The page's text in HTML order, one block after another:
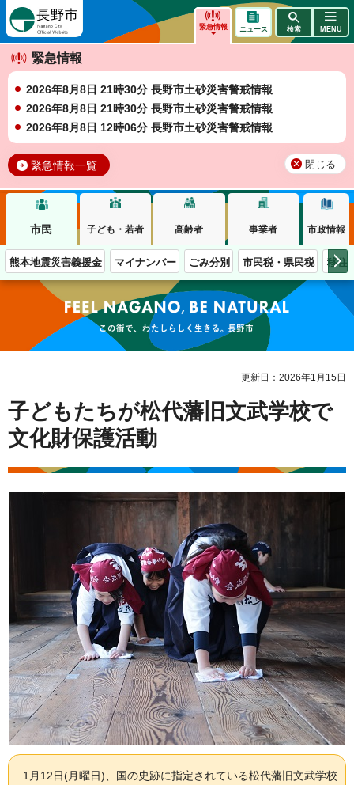
緊急情報
緊急情報
2026年8月8日 21時30分 長野市土砂災害警戒情報
2026年8月8日 21時30分 長野市土砂災害警戒情報
2026年8月8日 12時06分 長野市土砂災害警戒情報
緊急情報一覧 閉じる
ニュース 検索 MENU
市民 子ども・若者 高齢者 事業者 市政情報
熊本地震災害義援金 マイナンバー ごみ分別 市民税・県民税 移住
この街で、わたしらしく生きる。長野市
更新日：2026年1月15日
子どもたちが松代藩旧文武学校で
文化財保護活動
1月12日(月曜日)、国の史跡に指定されている松代藩旧文武学校